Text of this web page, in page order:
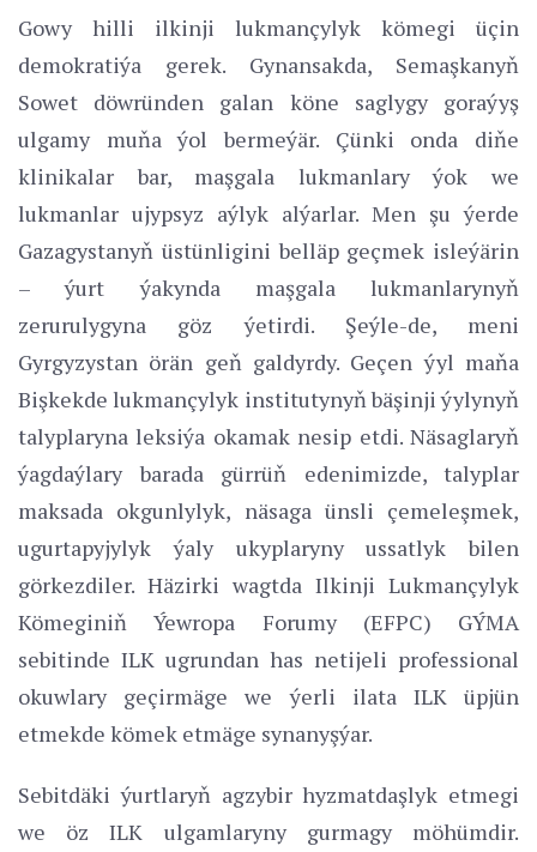
Gowy hilli ilkinji lukmançylyk kömegi üçin
demokratiýa gerek. Gynansakda, Semaşkanyň
Sowet döwründen galan köne saglygy goraýyş
ulgamy muňa ýol bermeýär. Çünki onda diňe
klinikalar bar, maşgala lukmanlary ýok we
lukmanlar ujypsyz aýlyk alýarlar. Men şu ýerde
Gazagystanyň üstünligini belläp geçmek isleýärin
– ýurt ýakynda maşgala lukmanlarynyň
zerurulygyna göz ýetirdi. Şeýle-de, meni
Gyrgyzystan örän geň galdyrdy. Geçen ýyl maňa
Bişkekde lukmançylyk institutynyň bäşinji ýylynyň
talyplaryna leksiýa okamak nesip etdi. Näsaglaryň
ýagdaýlary barada gürrüň edenimizde, talyplar
maksada okgunlylyk, näsaga ünsli çemeleşmek,
ugurtapyjylyk ýaly ukyplaryny ussatlyk bilen
görkezdiler. Häzirki wagtda Ilkinji Lukmançylyk
Kömeginiň Ýewropa Forumy (EFPC) GÝMA
sebitinde ILK ugrundan has netijeli professional
okuwlary geçirmäge we ýerli ilata ILK üpjün
etmekde kömek etmäge synanyşýar.
Sebitdäki ýurtlaryň agzybir hyzmatdaşlyk etmegi
we öz ILK ulgamlaryny gurmagy möhümdir.